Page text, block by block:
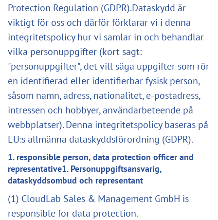
Protection Regulation (GDPR).Dataskydd är
viktigt för oss och därför förklarar vi i denna
integritetspolicy hur vi samlar in och behandlar
vilka personuppgifter (kort sagt:
"personuppgifter", det vill säga uppgifter som rör
en identifierad eller identifierbar fysisk person,
såsom namn, adress, nationalitet, e-postadress,
intressen och hobbyer, användarbeteende på
webbplatser). Denna integritetspolicy baseras på
EU:s allmänna dataskyddsförordning (GDPR).
1. responsible person, data protection officer and
representative1. Personuppgiftsansvarig,
dataskyddsombud och representant
(1) CloudLab Sales & Management GmbH is
responsible for data protection.